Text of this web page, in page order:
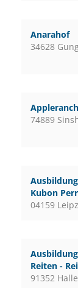
Anarahof
34628
Appleranch
74889
Kubon
04159
Reiten -
91352